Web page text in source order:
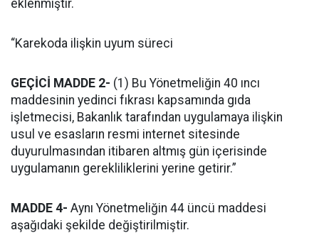
eklenmiştir.
“Karekoda ilişkin uyum süreci
GEÇİCİ MADDE 2- (1) Bu Yönetmeliğin 40 ıncı
maddesinin yedinci fıkrası kapsamında gıda
işletmecisi, Bakanlık tarafından uygulamaya ilişkin
usul ve esasların resmi internet sitesinde
duyurulmasından itibaren altmış gün içerisinde
uygulamanın gerekliliklerini yerine getirir.”
MADDE 4- Aynı Yönetmeliğin 44 üncü maddesi
aşağıdaki şekilde değiştirilmiştir.